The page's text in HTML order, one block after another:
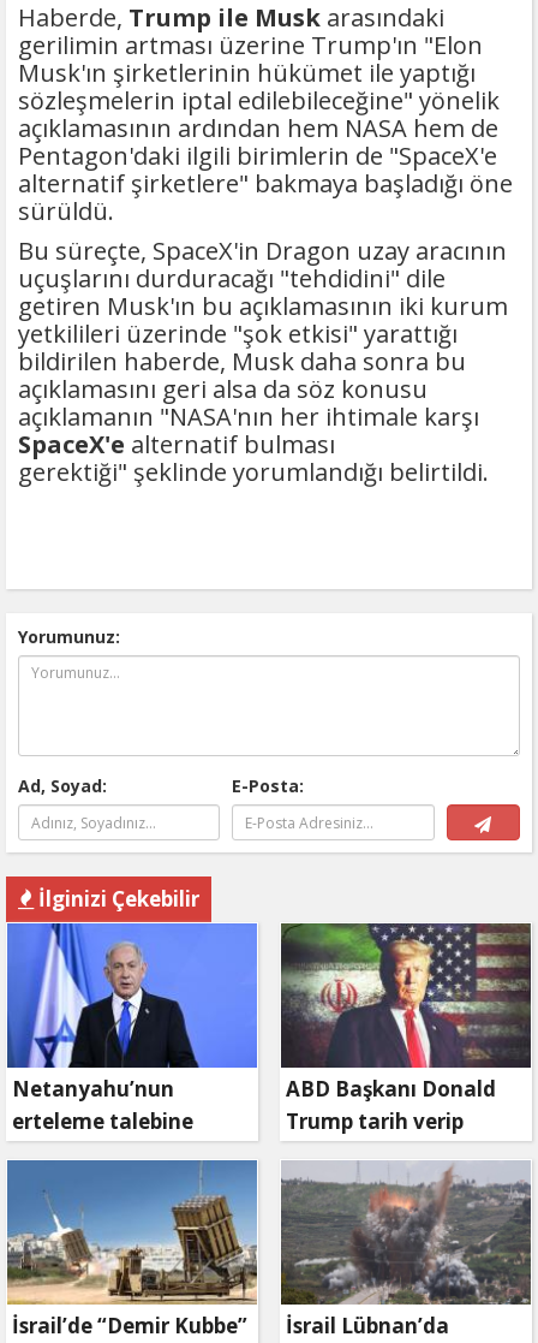
Haberde, Trump ile Musk arasındaki
gerilimin artması üzerine Trump'ın "Elon
Musk'ın şirketlerinin hükümet ile yaptığı
sözleşmelerin iptal edilebileceğine" yönelik
açıklamasının ardından hem NASA hem de
Pentagon'daki ilgili birimlerin de "SpaceX'e
alternatif şirketlere" bakmaya başladığı öne
sürüldü.
Bu süreçte, SpaceX'in Dragon uzay aracının
uçuşlarını durduracağı "tehdidini" dile
getiren Musk'ın bu açıklamasının iki kurum
yetkilileri üzerinde "şok etkisi" yarattığı
bildirilen haberde, Musk daha sonra bu
açıklamasını geri alsa da söz konusu
açıklamanın "NASA'nın her ihtimale karşı
SpaceX'e alternatif bulması
gerektiği" şeklinde yorumlandığı belirtildi.
Yorumunuz:
Ad, Soyad: E-Posta:
İlginizi Çekebilir
Netanyahu’nun
erteleme talebine
mahkemeden ret
ABD Başkanı Donald
Trump tarih verip
duyurdu: Savaş ne
zaman bitecek?
İsrail’de “Demir Kubbe”
İsrail Lübnan’da